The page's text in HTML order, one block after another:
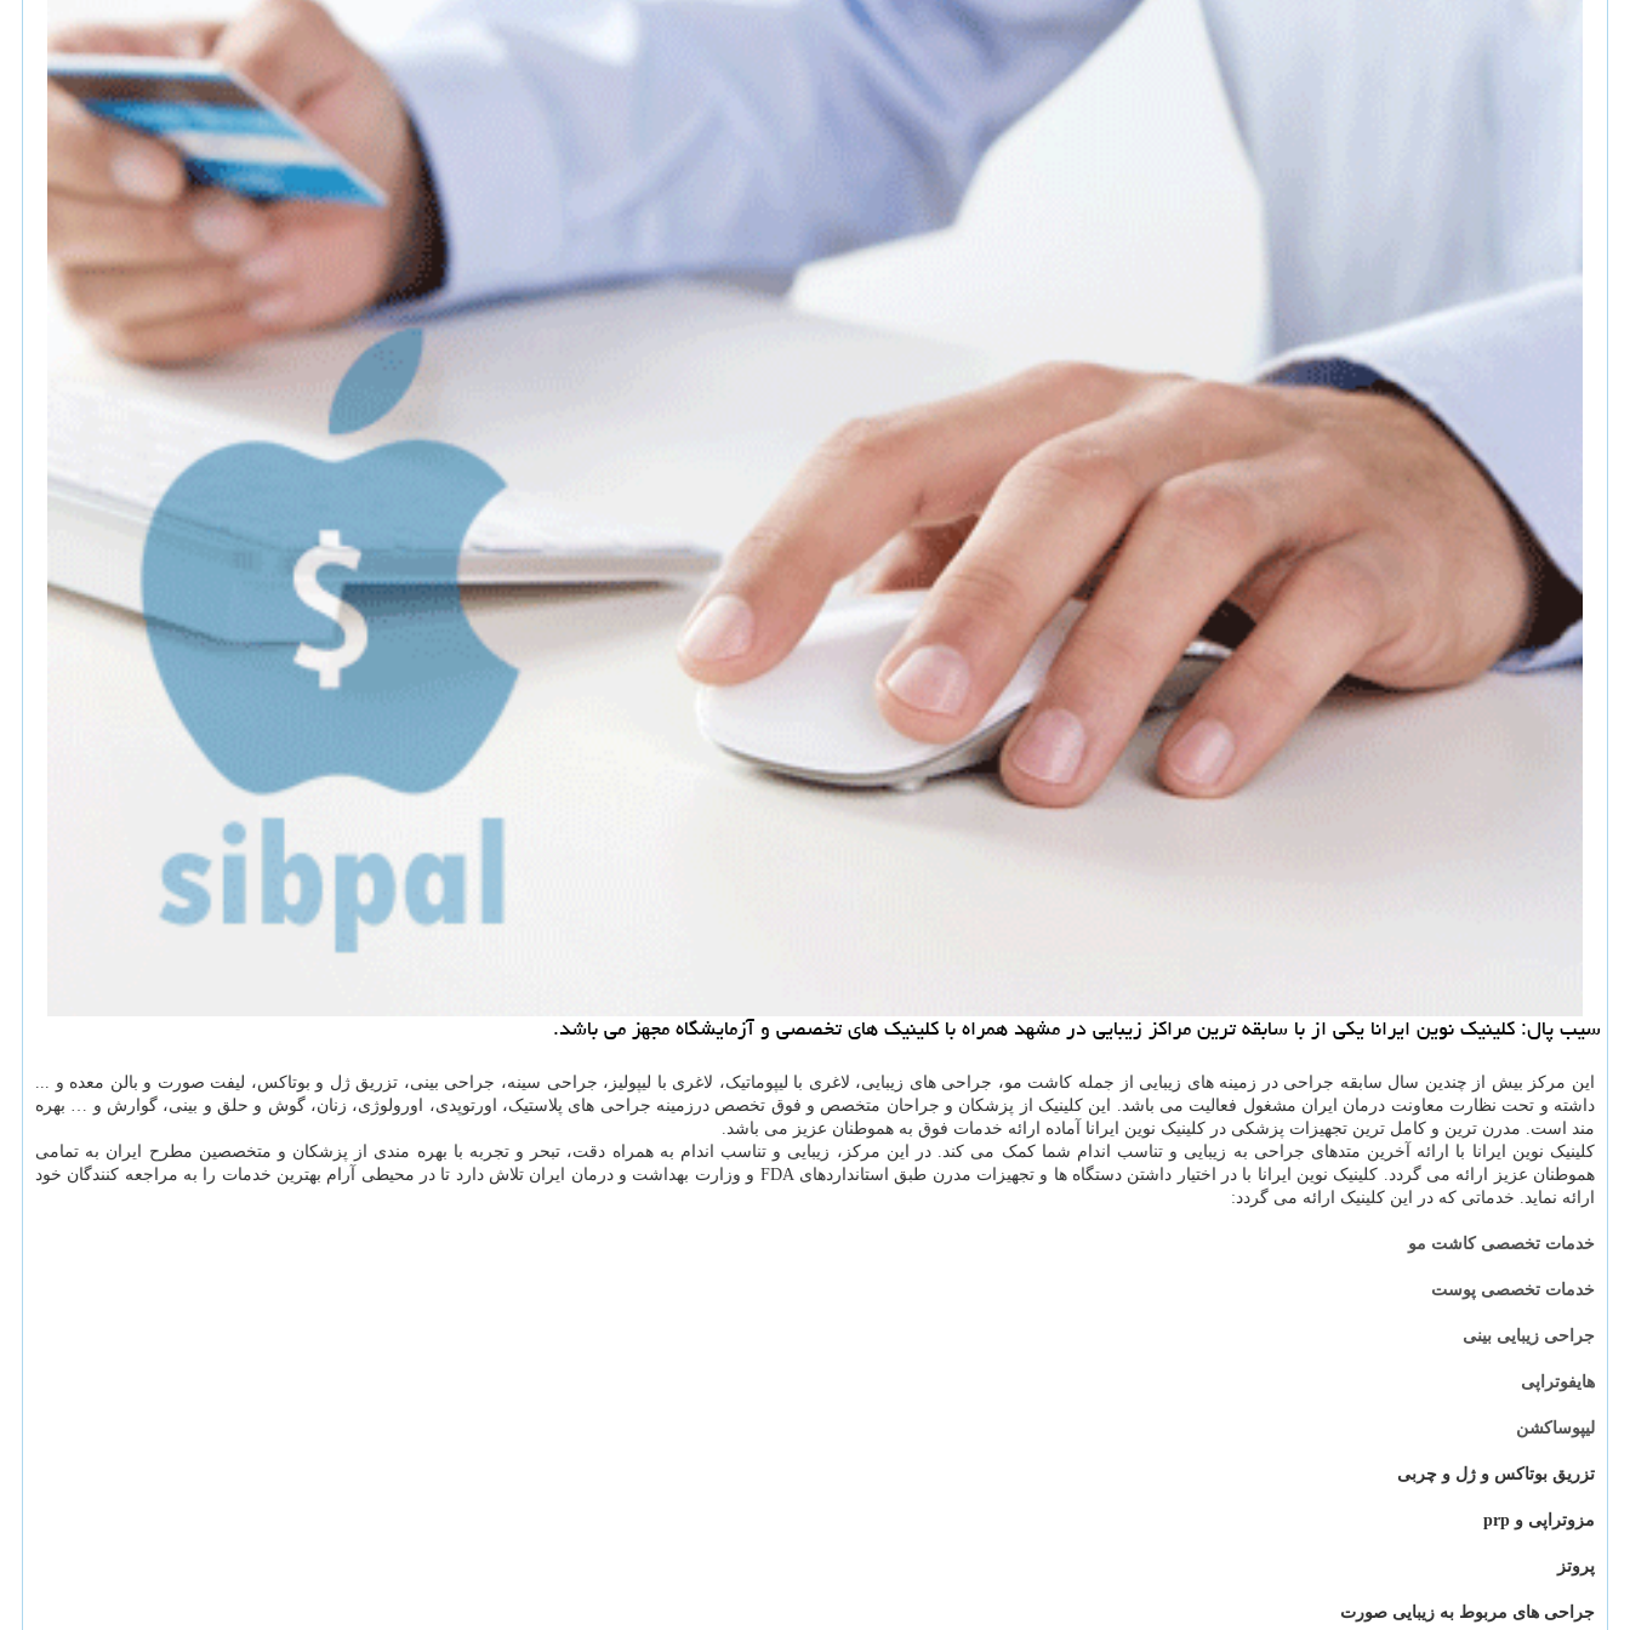
سیب پال: كلینیك نوین ایرانا یكی از با سابقه ترین مراكز زیبایی در مشهد همراه با كلینیك های تخصصی و آزمایشگاه مجهز می باشد.
این مرکز بیش از چندین سال سابقه جراحی در زمینه های زیبایی از جمله کاشت مو، جراحی های زیبایی، لاغری با لیپوماتیک، لاغری با لیپولیز، جراحی سینه، جراحی بینی، تزریق ژل و بوتاکس، لیفت صورت و بالن معده و ...
داشته و تحت نظارت معاونت درمان ایران مشغول فعالیت می باشد. این کلینیک از پزشکان و جراحان متخصص و فوق تخصص درزمينه جراحی های پلاستیک، اورتوپدی، اورولوژی، زنان، گوش و حلق و بینی، گوارش و … بهره
مند است. مدرن ترین و کامل ترین تجهیزات پزشکی در کلینیک نوین ایرانا آماده ارائه خدمات فوق به هموطنان عزیز می باشد.
کلینیک نوین ایرانا با ارائه آخرین متدهای جراحی به زیبایی و تناسب اندام شما کمک می کند. در این مرکز، زیبایی و تناسب اندام به همراه دقت، تبحر و تجربه با بهره مندی از پزشکان و متخصصین مطرح ایران به تمامی
هموطنان عزیز ارائه می گردد. کلینیک نوین ایرانا با در اختیار داشتن دستگاه ها و تجهیزات مدرن طبق استانداردهای FDA و وزارت بهداشت و درمان ایران تلاش دارد تا در محیطی آرام بهترین خدمات را به مراجعه کنندگان خود
ارائه نماید. خدماتی که در این کلینیک ارائه می گردد:
خدمات تخصصی کاشت مو
خدمات تخصصی پوست
جراحی زیبایی بینی
هایفوتراپی
لیپوساکشن
تزریق بوتاکس و ژل و چربی
مزوتراپی و prp
پروتز
جراحی های مربوط به زیبایی صورت